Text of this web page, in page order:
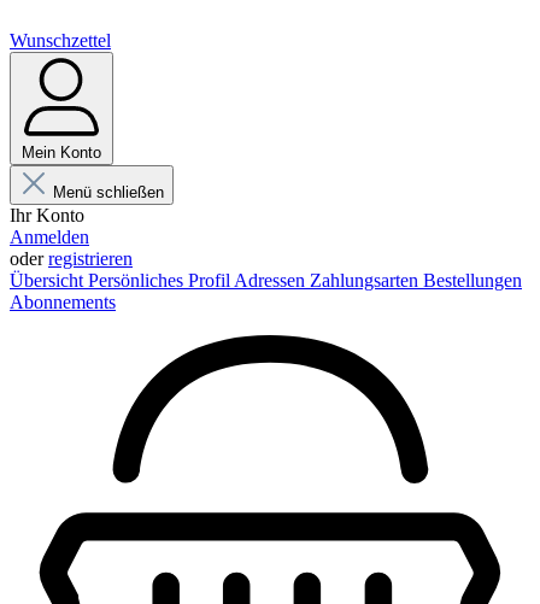
Wunschzettel
Mein Konto
Menü schließen
Ihr Konto
Anmelden
oderregistrieren
Übersicht Persönliches Profil Adressen Zahlungsarten Bestellungen
Abonnements